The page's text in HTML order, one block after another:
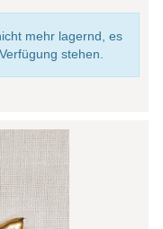
mehr lagernd, es
stehen.